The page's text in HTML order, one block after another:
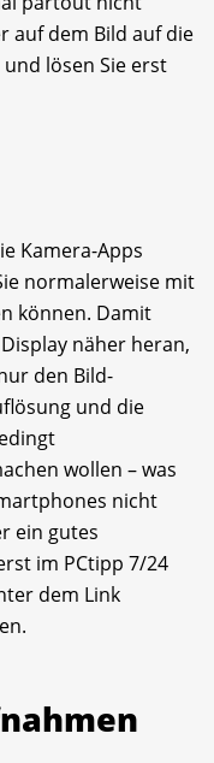
auf dem Bild auf die
lösen Sie erst
Kamera-Apps
normalerweise mit
können. Damit
näher heran,
den Bild­
und die
wollen – was
nicht
ein gutes
im PCtipp 7/24
dem Link